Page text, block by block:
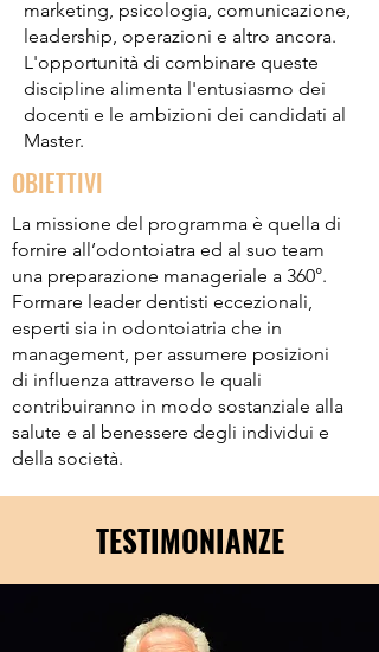
marketing, psicologia, comunicazione,
leadership, operazioni e altro ancora.
L'opportunità di combinare queste
discipline alimenta l'entusiasmo dei
docenti e le ambizioni dei candidati al
Master.
OBIETTIVI
La missione del programma è quella di
fornire all’odontoiatra ed al suo team
una preparazione manageriale a 360°.
Formare leader dentisti eccezionali,
esperti sia in odontoiatria che in
management, per assumere posizioni
di influenza attraverso le quali
contribuiranno in modo sostanziale alla
salute e al benessere degli individui e
della società.
TESTIMONIANZE